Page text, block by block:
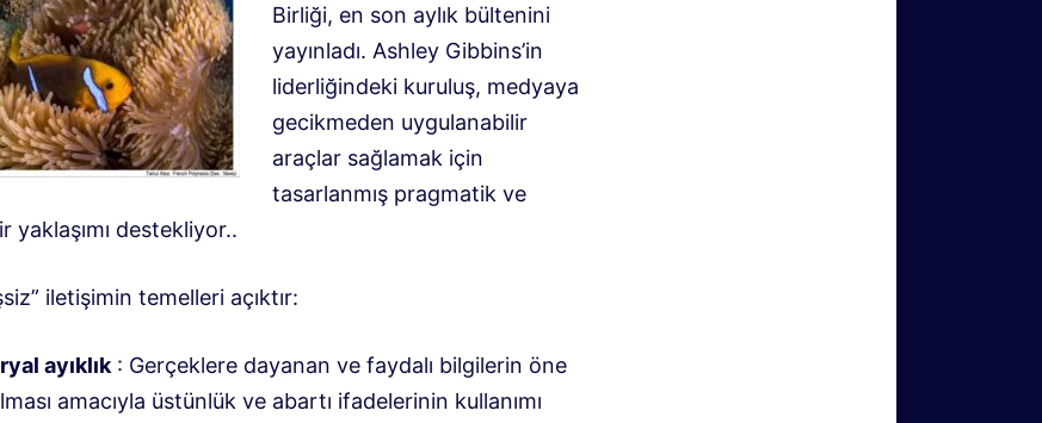
Birliği, en son aylık bültenini
yayınladı. Ashley Gibbins’in
liderliğindeki kuruluş, medyaya
gecikmeden uygulanabilir
araçlar sağlamak için
tasarlanmış pragmatik ve
yaklaşımı destekliyor..
iletişimin temelleri açıktır:
ayıklık : Gerçeklere dayanan ve faydalı bilgilerin öne
amacıyla üstünlük ve abartı ifadelerinin kullanımı